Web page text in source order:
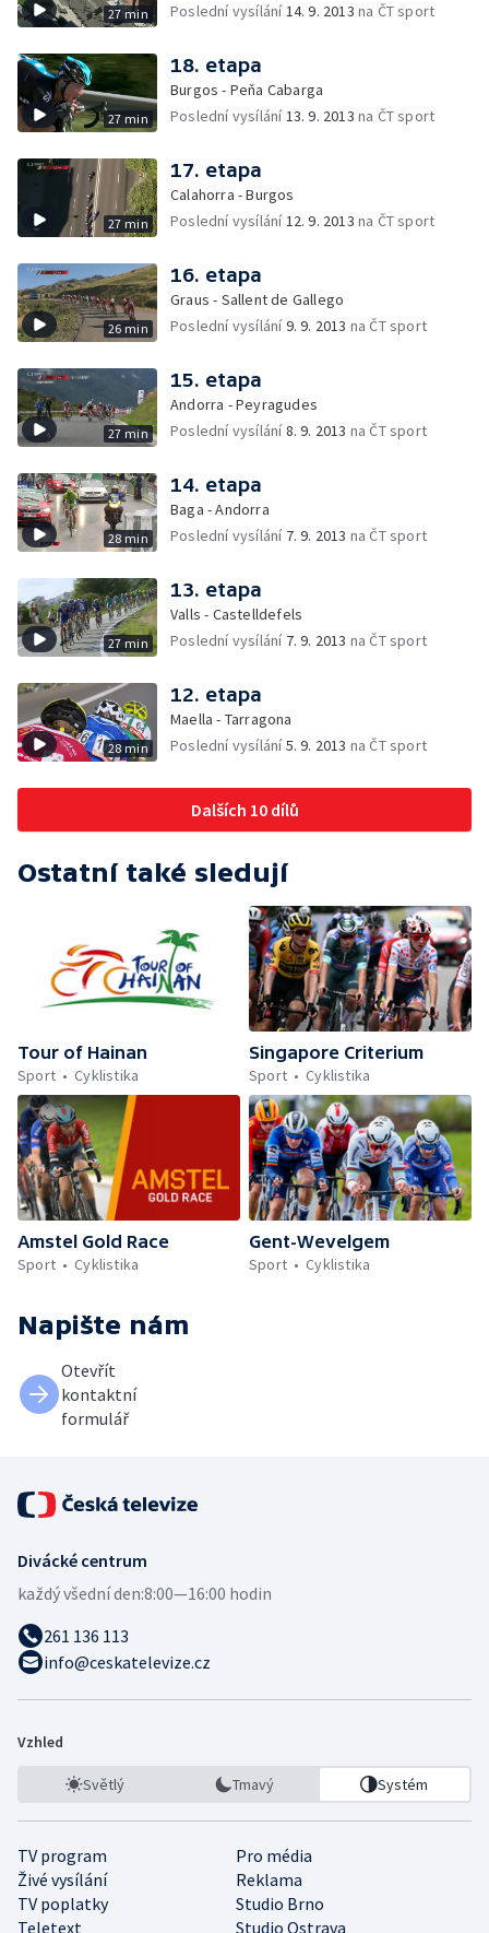
27 min
Poslední vysílání14. 9. 2013 na ČT sport
27 min
18. etapa
Burgos - Peňa Cabarga
Poslední vysílání13. 9. 2013 na ČT sport
27 min
17. etapa
Calahorra - Burgos
Poslední vysílání12. 9. 2013 na ČT sport
26 min
16. etapa
Graus - Sallent de Gallego
Poslední vysílání9. 9. 2013 na ČT sport
27 min
15. etapa
Andorra - Peyragudes
Poslední vysílání8. 9. 2013 na ČT sport
28 min
14. etapa
Baga - Andorra
Poslední vysílání 7. 9. 2013 na ČT sport
27 min
13. etapa
Valls - Castelldefels
Poslední vysílání 7. 9. 2013 na ČT sport
28 min
12. etapa
Maella - Tarragona
Poslední vysílání5. 9. 2013 na ČT sport
Dalších 10 dílů
Ostatní také sledují
Tour of Hainan
Sport
Cyklistika
Singapore Criterium
Sport
Cyklistika
Amstel Gold Race
Sport
Cyklistika
Gent-Wevelgem
Sport
Cyklistika
Napište nám
Otevřít
kontaktní
formulář
Divácké centrum
každý všední den:8:00—16:00 hodin
261 136 113
info@ceskatelevize.cz
Vzhled
Světlý Tmavý Systém
TV program
Pro média
Živé vysílání
Reklama
TV poplatky
Studio Brno
Teletext
Studio Ostrava